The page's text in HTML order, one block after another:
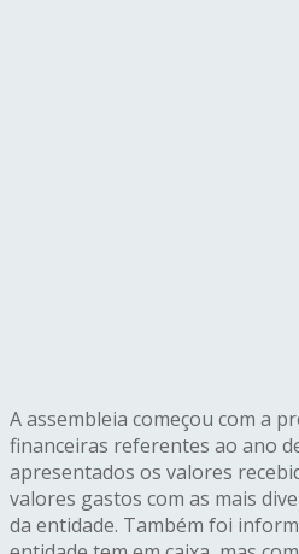
A assembleia começou com a
financeiras referentes ao ano
apresentados os valores
valores gastos com as mais
da entidade. Também foi